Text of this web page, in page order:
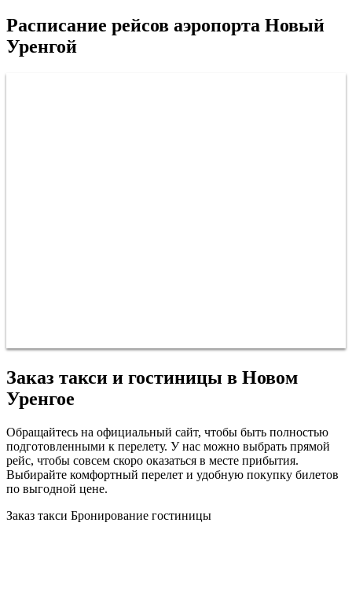
Расписание рейсов аэропорта Новый
Уренгой
Заказ такси и гостиницы в Новом
Уренгое
Обращайтесь на официальный сайт, чтобы быть полностью
подготовленными к перелету. У нас можно выбрать прямой
рейс, чтобы совсем скоро оказаться в месте прибытия.
Выбирайте комфортный перелет и удобную покупку билетов
по выгодной цене.
Заказ такси Бронирование гостиницы